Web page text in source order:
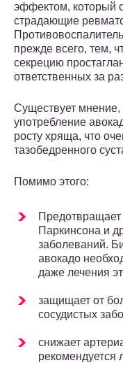
эффектом, который
страдающие
прежде всего, тем,
секрецию
ответственных за
Существует мнение,
употребление
росту хряща, что
тазобедренного
Помимо этого:
Предотвращает
Паркинсона и
заболеваний.
авокадо
даже лечения
защищает от
сосудистых
снижает
рекомендуется